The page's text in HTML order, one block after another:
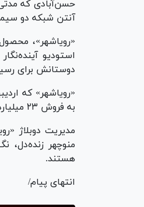
آنتن شبکه دو
«رویاشهر»،
استودیو
دوستانش برای
به فروش ۲۳ میلیارد تومانی رسید.
مدیریت دوبلاژ
منوچهر زنده‌دل،
هستند.
انتهای پیام/